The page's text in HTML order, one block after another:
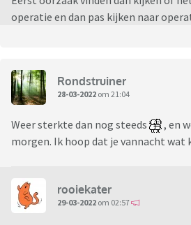
operatie en dan pas kijken naar
Rondstruiner
28-03-2022 om 21:04
Weer sterkte dan nog steeds
, en
morgen. Ik hoop dat je vannacht wat
rooiekater
29-03-2022 om 02:57